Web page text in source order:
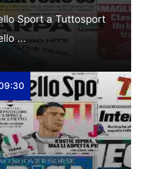
Sport a Tuttosport
...